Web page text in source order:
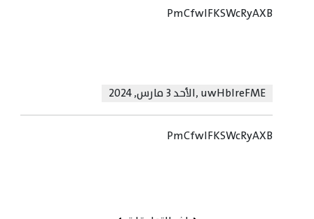
PmCfwIFKSWcRyAXB
uwHbIreFME
, الأحد 3 مارس, 2024
PmCfwIFKSWcRyAXB